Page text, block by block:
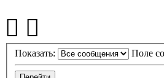
Показать: Поле